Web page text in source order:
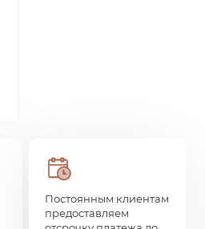
Постоянным клиентам
предоставляем